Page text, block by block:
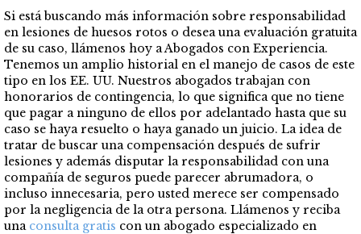
Si está buscando más información sobre responsabilidad
en lesiones de huesos rotos o desea una evaluación gratuita
de su caso, llámenos hoy a Abogados con Experiencia.
Tenemos un amplio historial en el manejo de casos de este
tipo en los EE. UU. Nuestros abogados trabajan con
honorarios de contingencia, lo que significa que no tiene
que pagar a ninguno de ellos por adelantado hasta que su
caso se haya resuelto o haya ganado un juicio. La idea de
tratar de buscar una compensación después de sufrir
lesiones y además disputar la responsabilidad con una
compañía de seguros puede parecer abrumadora, o
incluso innecesaria, pero usted merece ser compensado
por la negligencia de la otra persona. Llámenos y reciba
una consulta gratis con un abogado especializado en